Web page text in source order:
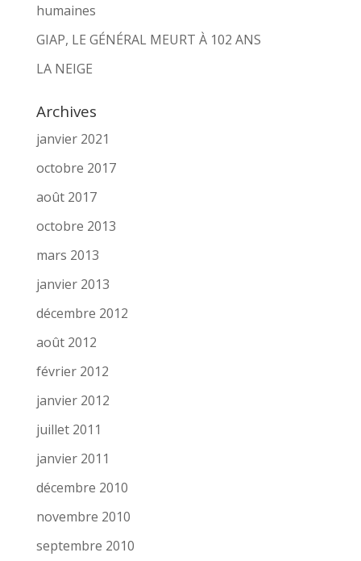
humaines
GIAP, LE GÉNÉRAL MEURT À 102 ANS
LA NEIGE
Archives
janvier 2021
octobre 2017
août 2017
octobre 2013
mars 2013
janvier 2013
décembre 2012
août 2012
février 2012
janvier 2012
juillet 2011
janvier 2011
décembre 2010
novembre 2010
septembre 2010